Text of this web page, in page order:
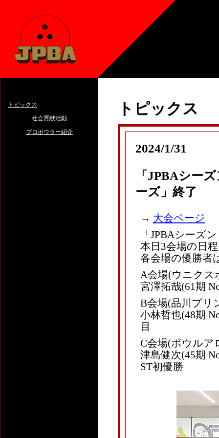
トピックス
社会貢献活動
プロボウラー紹介
トピックス
2024/1/31
「JPBAシー
ーズ」終了
→ 大会ページ
「JPBAシーズ
本日3会場の日
各会場の優勝者
A会場(ウニクス
宮澤拓哉(61期
B会場(品川プリ
小林哲也(48期
目
C会場(ボウルア
津島健次(45期
ST初優勝